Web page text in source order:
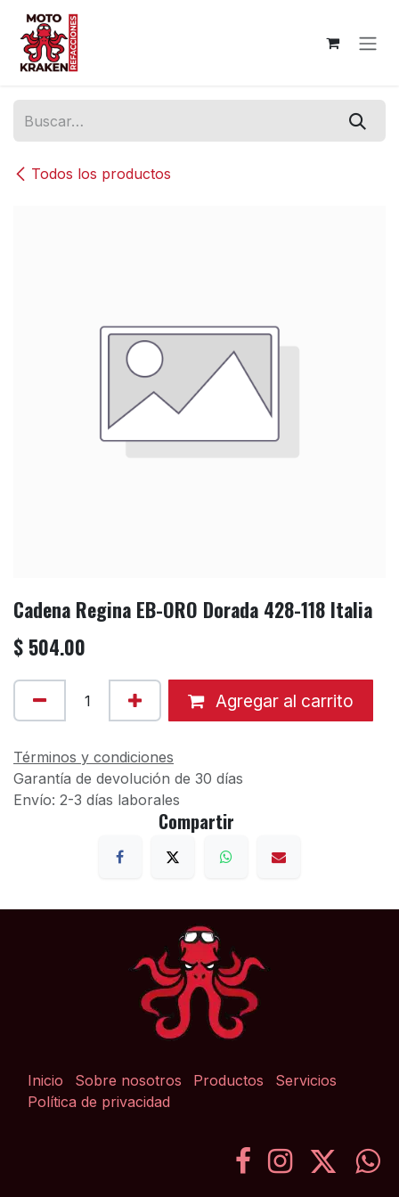
Ir al contenido
Todos los productos
Cadena Regina EB-ORO Dorada 428-118 Italia
$ 504.00
Agregar al carrito
Términos y condiciones
Garantía de devolución de 30 días
Envío: 2-3 días laborales
Compartir
Inicio Sobre nosotros Productos
Servicios
Política de privacidad